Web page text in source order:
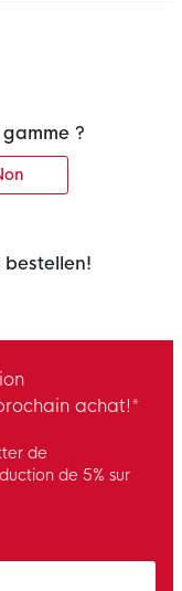
?
bestellen!
achat!*
de
de 5% sur
policy to subscribe to